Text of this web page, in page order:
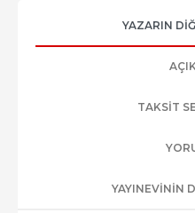
YAZARIN
TAKSIT
YAYINEVININ